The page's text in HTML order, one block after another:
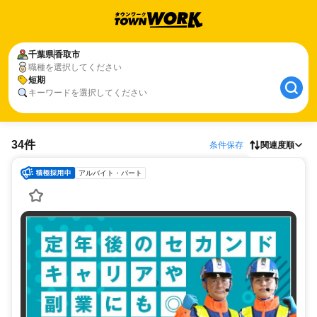
千葉県香取市
職種を選択してください
短期
キーワードを選択してください
34件 条件保存 関連度順
アルバイト・パート